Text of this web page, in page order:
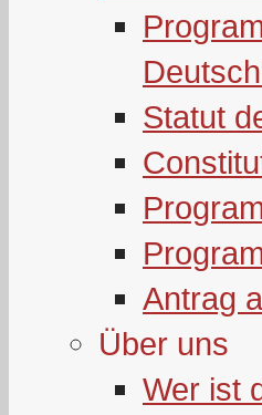
Statut
Antrag
Über uns
Wer ist